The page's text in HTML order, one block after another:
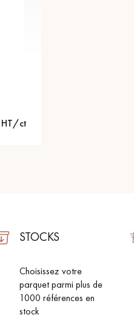
ct
STOCKS
Choisissez votre
parquet parmi plus de
1000 références en
stock